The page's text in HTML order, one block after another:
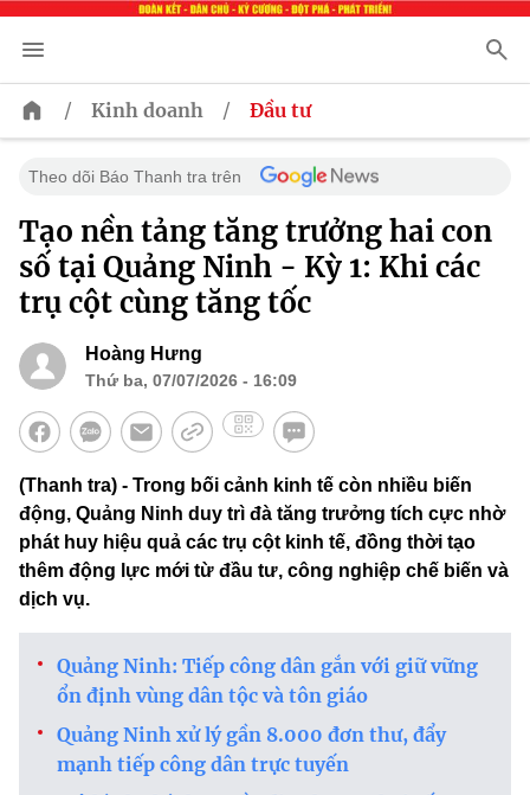
/ Kinh doanh / Đầu tư
Theo dõi Báo Thanh tra trên
Tạo nền tảng tăng trưởng hai con
số tại Quảng Ninh - Kỳ 1: Khi các
trụ cột cùng tăng tốc
Hoàng Hưng
Thứ ba, 07/07/2026 - 16:09
(Thanh tra) - Trong bối cảnh kinh tế còn nhiều biến
động, Quảng Ninh duy trì đà tăng trưởng tích cực nhờ
phát huy hiệu quả các trụ cột kinh tế, đồng thời tạo
thêm động lực mới từ đầu tư, công nghiệp chế biến và
dịch vụ.
Quảng Ninh: Tiếp công dân gắn với giữ vững
ổn định vùng dân tộc và tôn giáo
Quảng Ninh xử lý gần 8.000 đơn thư, đẩy
mạnh tiếp công dân trực tuyến